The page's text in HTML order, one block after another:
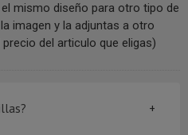
mismo diseño para otro tipo de
imagen y la adjuntas a otro
del articulo que eligas)